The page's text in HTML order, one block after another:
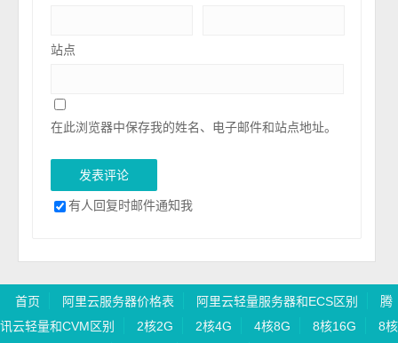
站点
在此浏览器中保存我的姓名、电子邮件和站点地址。
有人回复时邮件通知我
首页 阿里云服务器价格表 阿里云轻量服务器和ECS区别
腾
讯云轻量和CVM区别
2核2G 2核4G 4核8G 8核16G 8核